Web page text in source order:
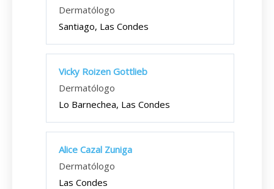
Dermatólogo
Santiago, Las Condes
Vicky Roizen Gottlieb
Dermatólogo
Lo Barnechea, Las Condes
Alice Cazal Zuniga
Dermatólogo
Las Condes